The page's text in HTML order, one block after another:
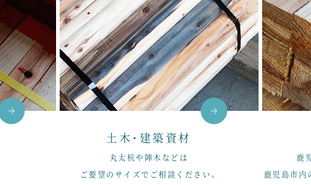
土木・建築資材
丸太杭や陣木などは
ご要望のサイズでご相談ください。
鹿
鹿児島市内